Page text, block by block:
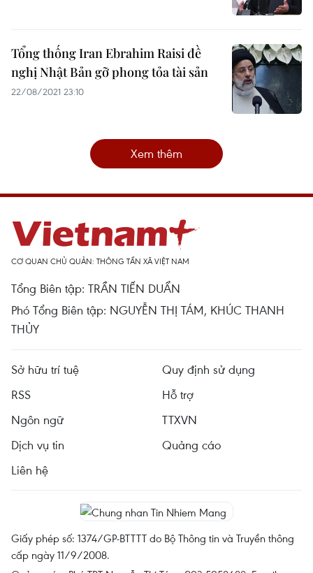
Tổng thống Iran Ebrahim Raisi đề
nghị Nhật Bản gỡ phong tỏa tài sản
22/08/2021 23:10
Xem thêm
CƠ QUAN CHỦ QUẢN: THÔNG TẤN XÃ VIỆT NAM
Tổng Biên tập: TRẦN TIẾN DUẨN
Phó Tổng Biên tập: NGUYỄN THỊ TÁM, KHÚC THANH
THỦY
Sở hữu trí tuệ
Quy định sử dụng
RSS
Hỗ trợ
Ngôn ngữ
TTXVN
Dịch vụ tin
Quảng cáo
Liên hệ
Giấy phép số: 1374/GP-BTTTT do Bộ Thông tin và Truyền thông
cấp ngày 11/9/2008.